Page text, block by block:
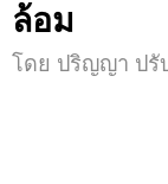
ล้อม
โดย ปริญญา ปรั